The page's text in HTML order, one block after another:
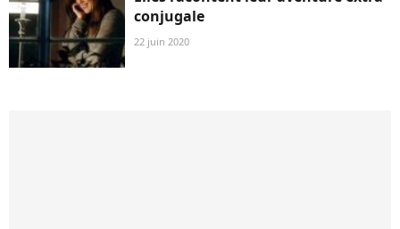
conjugale
22 juin 2020